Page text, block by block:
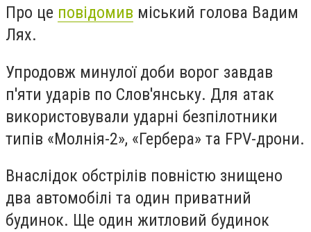
Про це повідомив міський голова Вадим
Лях.
Упродовж минулої доби ворог завдав
п'яти ударів по Слов'янську. Для атак
використовували ударні безпілотники
типів «Молнія-2», «Гербера» та FPV-дрони.
Внаслідок обстрілів повністю знищено
два автомобілі та один приватний
будинок. Ще один житловий будинок